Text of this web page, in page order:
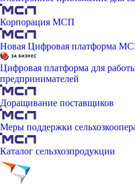
Корпорация МСП
Новая Цифровая платформа
Цифровая платформа для
предпринимателей
Доращивание поставщиков
Меры поддержки
Каталог сельзхозпродукции